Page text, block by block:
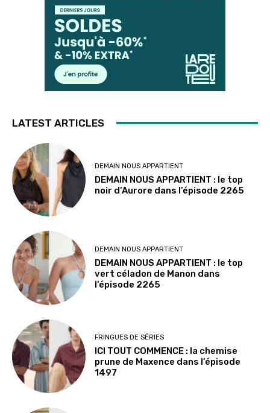
LATEST ARTICLES
DEMAIN NOUS APPARTIENT
DEMAIN NOUS APPARTIENT : le top
noir d’Aurore dans l’épisode 2265
DEMAIN NOUS APPARTIENT
DEMAIN NOUS APPARTIENT : le top
vert céladon de Manon dans
l’épisode 2265
FRINGUES DE SÉRIES
ICI TOUT COMMENCE : la chemise
prune de Maxence dans l’épisode
1497